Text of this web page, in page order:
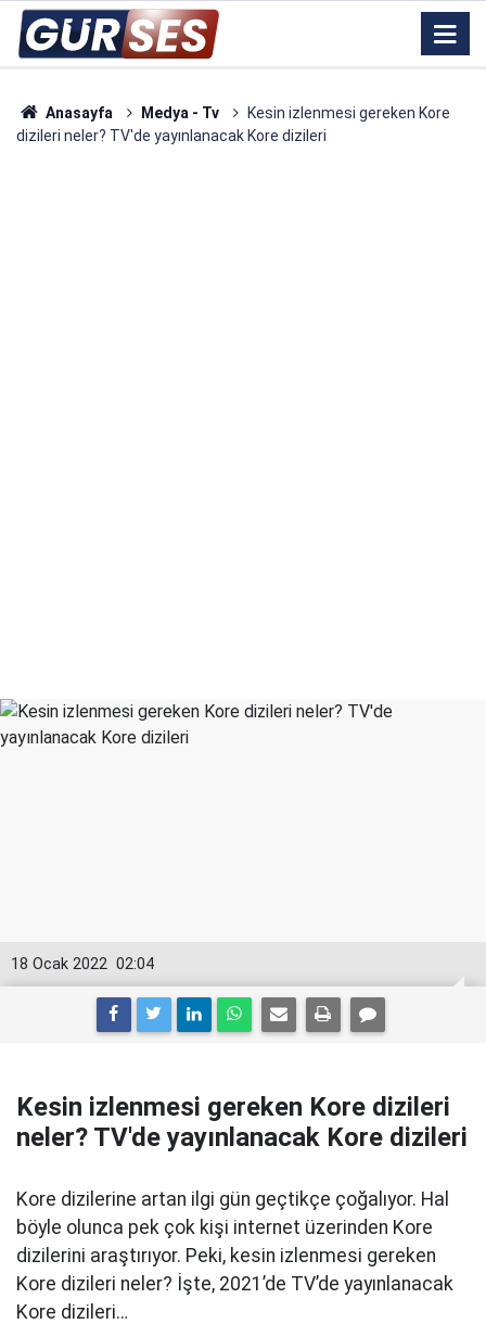
Anasayfa Medya - Tv
Kesin izlenmesi gereken Kore
dizileri neler? TV'de yayınlanacak Kore dizileri
02:04
18 Ocak 2022
Kesin izlenmesi gereken Kore dizileri
neler? TV'de yayınlanacak Kore dizileri
Kore dizilerine artan ilgi gün geçtikçe çoğalıyor. Hal
böyle olunca pek çok kişi internet üzerinden Kore
dizilerini araştırıyor. Peki, kesin izlenmesi gereken
Kore dizileri neler? İşte, 2021’de TV’de yayınlanacak
Kore dizileri…